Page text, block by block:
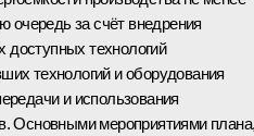
очередь за счёт внедрения
технологий
технологий и оборудования
и использования
Основными мероприятиями